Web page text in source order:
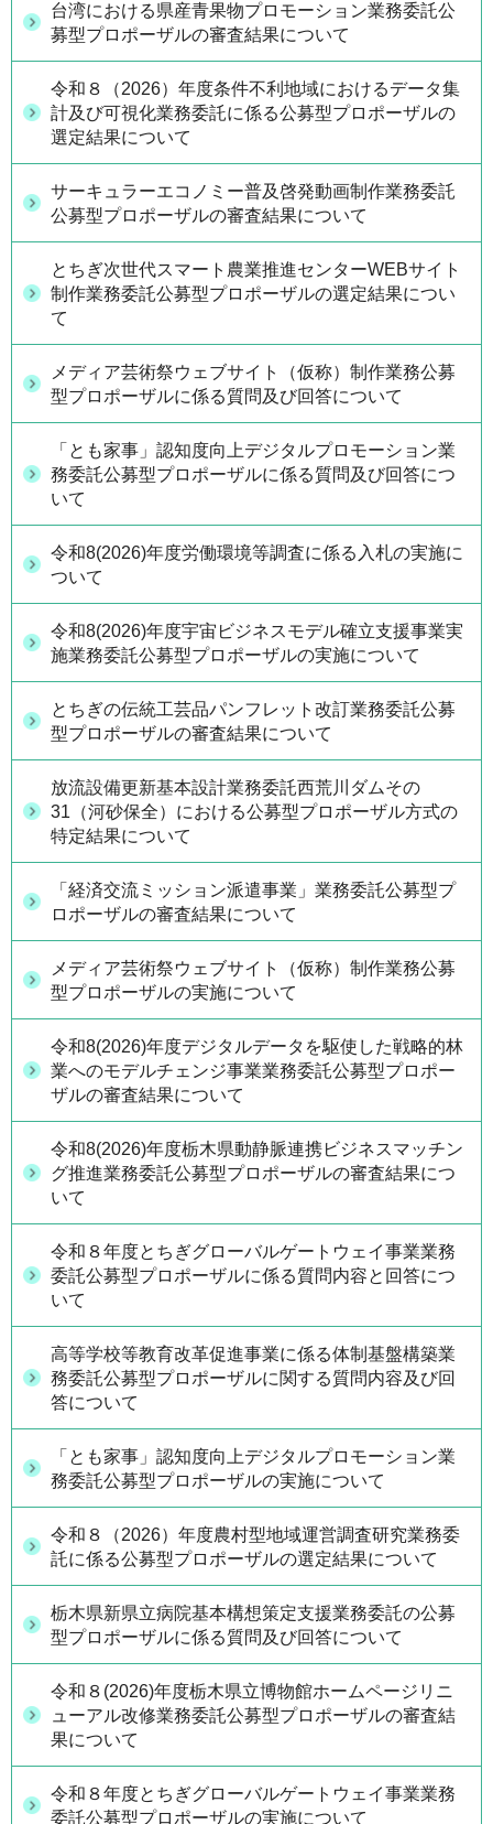
台湾における県産青果物プロモーション業務委託公
募型プロポーザルの審査結果について
令和８（2026）年度条件不利地域におけるデータ集
計及び可視化業務委託に係る公募型プロポーザルの
選定結果について
サーキュラーエコノミー普及啓発動画制作業務委託
公募型プロポーザルの審査結果について
とちぎ次世代スマート農業推進センターWEBサイト
制作業務委託公募型プロポーザルの選定結果につい
て
メディア芸術祭ウェブサイト（仮称）制作業務公募
型プロポーザルに係る質問及び回答について
「とも家事」認知度向上デジタルプロモーション業
務委託公募型プロポーザルに係る質問及び回答につ
いて
令和8(2026)年度労働環境等調査に係る入札の実施に
ついて
令和8(2026)年度宇宙ビジネスモデル確立支援事業実
施業務委託公募型プロポーザルの実施について
とちぎの伝統工芸品パンフレット改訂業務委託公募
型プロポーザルの審査結果について
放流設備更新基本設計業務委託西荒川ダムその
31（河砂保全）における公募型プロポーザル方式の
特定結果について
「経済交流ミッション派遣事業」業務委託公募型プ
ロポーザルの審査結果について
メディア芸術祭ウェブサイト（仮称）制作業務公募
型プロポーザルの実施について
令和8(2026)年度デジタルデータを駆使した戦略的林
業へのモデルチェンジ事業業務委託公募型プロポー
ザルの審査結果について
令和8(2026)年度栃木県動静脈連携ビジネスマッチン
グ推進業務委託公募型プロポーザルの審査結果につ
いて
令和８年度とちぎグローバルゲートウェイ事業業務
委託公募型プロポーザルに係る質問内容と回答につ
いて
高等学校等教育改革促進事業に係る体制基盤構築業
務委託公募型プロポーザルに関する質問内容及び回
答について
「とも家事」認知度向上デジタルプロモーション業
務委託公募型プロポーザルの実施について
令和８（2026）年度農村型地域運営調査研究業務委
託に係る公募型プロポーザルの選定結果について
栃木県新県立病院基本構想策定支援業務委託の公募
型プロポーザルに係る質問及び回答について
令和８(2026)年度栃木県立博物館ホームページリニ
ューアル改修業務委託公募型プロポーザルの審査結
果について
令和８年度とちぎグローバルゲートウェイ事業業務
委託公募型プロポーザルの実施について